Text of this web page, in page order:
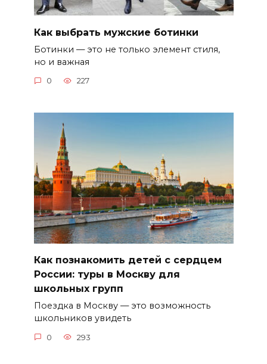
Как выбрать мужские ботинки
Ботинки — это не только элемент стиля,
но и важная
0 227
Как познакомить детей с сердцем
России: туры в Москву для
школьных групп
Поездка в Москву — это возможность
школьников увидеть
0 293